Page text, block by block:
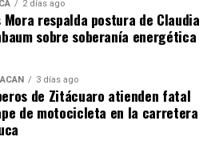
que acuden con ellos a
por algún abuso de la
2 días ago
Mora respalda postura de Claudia
sobre soberanía energética
3 días ago
de Zitácuaro atienden fatal
de motocicleta en la carretera